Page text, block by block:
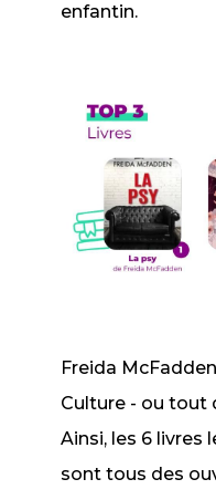
enfantin.
Freida
Culture - ou tout
Ainsi, les 6 livres
sont tous des